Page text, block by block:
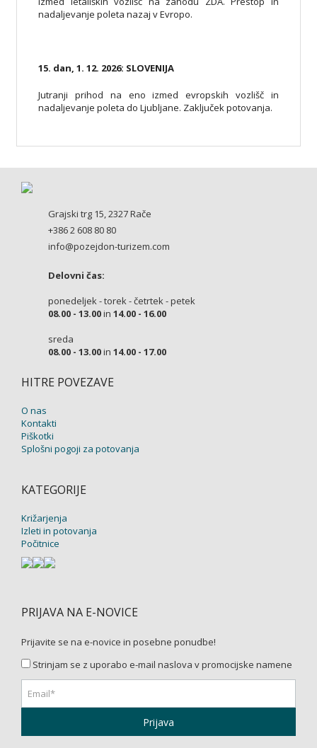
nadaljevanje poleta nazaj v Evropo.
15. dan, 1. 12. 2026: SLOVENIJA
Jutranji prihod na eno izmed evropskih vozlišč in
nadaljevanje poleta do Ljubljane. Zaključek potovanja.
Grajski trg 15, 2327 Rače
+386 2 608 80 80
info@pozejdon-turizem.com
Delovni čas:
ponedeljek - torek - četrtek - petek
08.00 - 13.00in 14.00 - 16.00
sreda
08.00 - 13.00in 14.00 - 17.00
HITRE POVEZAVE
O nas
Kontakti
Piškotki
Splošni pogoji za potovanja
KATEGORIJE
Križarjenja
Izleti in potovanja
Počitnice
PRIJAVA NA E-NOVICE
Prijavite se na e-novice in posebne ponudbe!
Strinjam se z uporabo e-mail naslova v promocijske namene
Prijava